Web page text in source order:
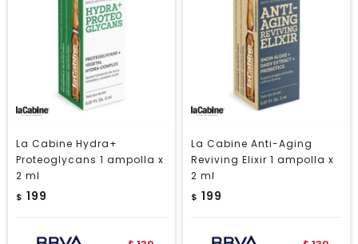
La Cabine Hydra+
Proteoglycans 1 ampolla x
2 ml
$ 199
La Cabine Anti-Aging
Reviving Elixir 1 ampolla x
2 ml
$ 199